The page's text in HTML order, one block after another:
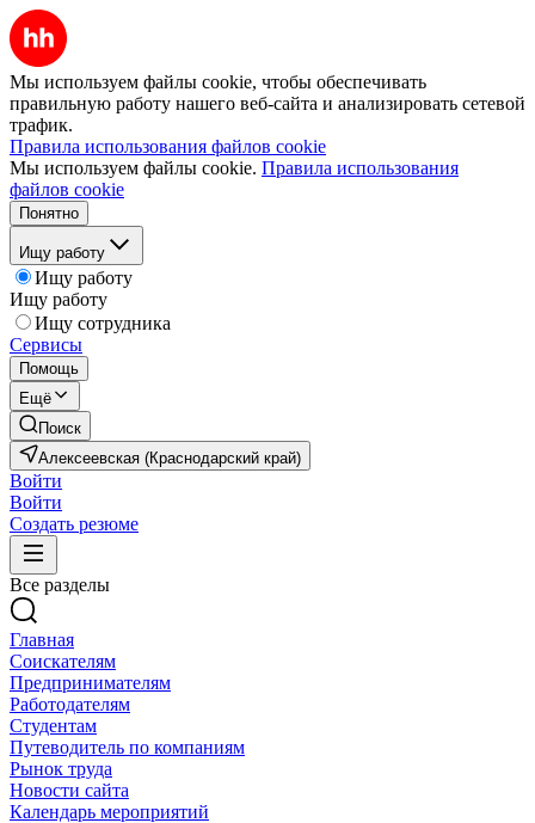
Мы используем файлы cookie, чтобы обеспечивать
правильную работу нашего веб-сайта и анализировать сетевой
трафик.
Правила использования файлов cookie
Мы используем файлы cookie. Правила использования
файлов cookie
Понятно
Ищу работу
Ищу работу
Ищу работу
Ищу сотрудника
Сервисы
Помощь
Ещё
Поиск
Алексеевская (Краснодарский край)
Войти
Войти
Создать резюме
Все разделы
Главная
Соискателям
Предпринимателям
Работодателям
Студентам
Путеводитель по компаниям
Рынок труда
Новости сайта
Календарь мероприятий